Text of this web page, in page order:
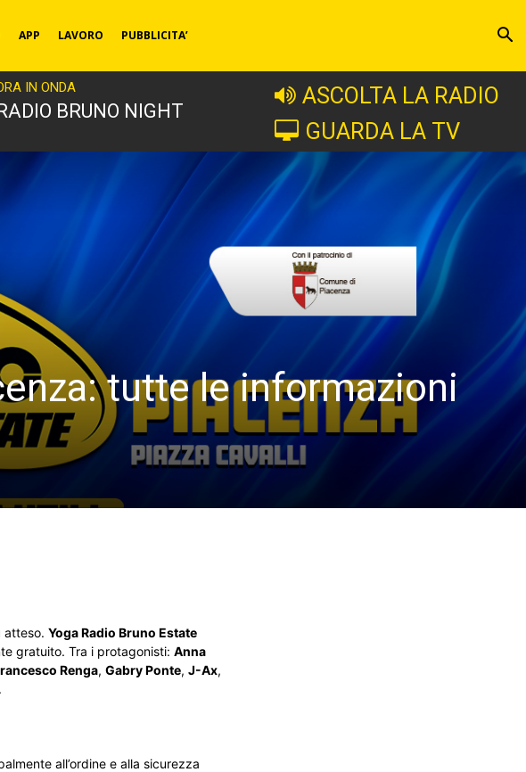
APP LAVORO PUBBLICITA’
IN ONDA
BRUNO NIGHT
ASCOLTA LA RADIO
GUARDA LA TV
tutte le informazioni
atteso. Yoga Radio Bruno Estate
gratuito. Tra i protagonisti: Anna
Renga, Gabry Ponte, J-Ax,
.
all’ordine e alla sicurezza